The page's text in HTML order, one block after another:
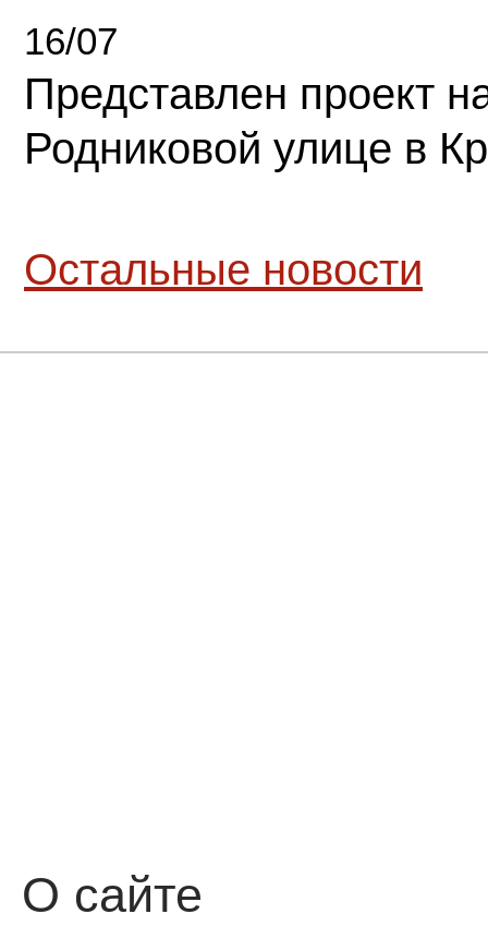
16/07
Представлен проект
Родниковой улице в
Остальные новости
О сайте